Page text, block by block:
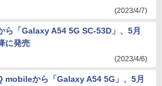
(2023/4/7)
ら「Galaxy A54 5G SC-53D」、5月
に発売
(2023/4/6)
mobileから「Galaxy A54 5G」、5月